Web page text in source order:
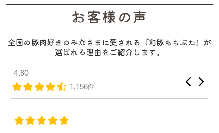
お客様の声
全国の豚肉好きのみなさまに愛される『和豚もちぶた』が
選ばれる理由をご紹介します。
4.80
1,156件